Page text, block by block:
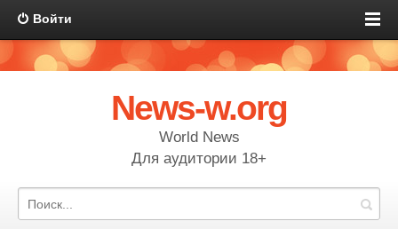
Войти
News-w.org
World News
Для аудитории 18+